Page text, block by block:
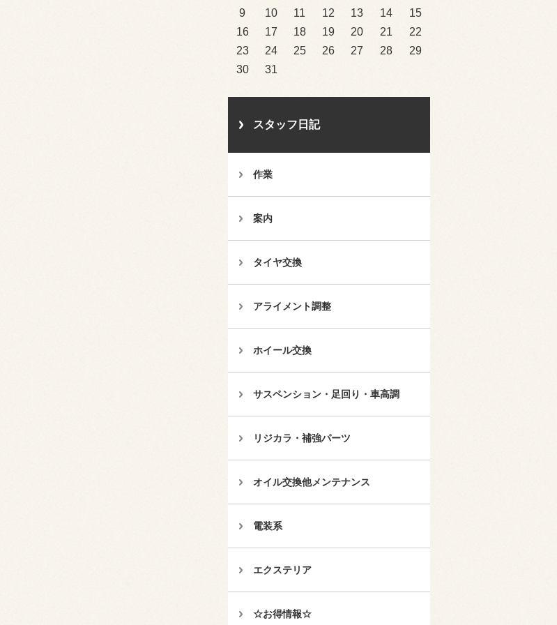
9 10 11 12 13 14
15
16
17 18 19 20 21
22
23
24 25 26 27 28
29
30
31
スタッフ日記
作業
案内
タイヤ交換
アライメント調整
ホイール交換
サスペンション・足回り・車高調
リジカラ・補強パーツ
オイル交換他メンテナンス
電装系
エクステリア
☆お得情報☆